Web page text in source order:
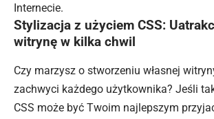
Internecie.
Stylizacja z użyciem CSS:
witrynę w kilka chwil
Czy marzysz o stworzeniu własnej
zachwyci każdego użytkownika? Jeśli
CSS może być Twoim najlepszym